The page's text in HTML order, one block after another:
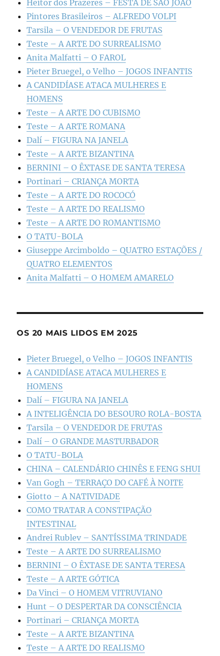
Heitor dos Prazeres – FESTA DE SÃO JOÃO
Pintores Brasileiros – ALFREDO VOLPI
Tarsila – O VENDEDOR DE FRUTAS
Teste – A ARTE DO SURREALISMO
Anita Malfatti – O FAROL
Pieter Bruegel, o Velho – JOGOS INFANTIS
A CANDIDÍASE ATACA MULHERES E
HOMENS
Teste – A ARTE DO CUBISMO
Teste – A ARTE ROMANA
Dalí – FIGURA NA JANELA
Teste – A ARTE BIZANTINA
BERNINI – O ÊXTASE DE SANTA TERESA
Portinari – CRIANÇA MORTA
Teste – A ARTE DO ROCOCÓ
Teste – A ARTE DO REALISMO
Teste – A ARTE DO ROMANTISMO
O TATU-BOLA
Giuseppe Arcimboldo – QUATRO ESTAÇÕES /
QUATRO ELEMENTOS
Anita Malfatti – O HOMEM AMARELO
OS 20 MAIS LIDOS EM 2025
Pieter Bruegel, o Velho – JOGOS INFANTIS
A CANDIDÍASE ATACA MULHERES E
HOMENS
Dalí – FIGURA NA JANELA
A INTELIGÊNCIA DO BESOURO ROLA-BOSTA
Tarsila – O VENDEDOR DE FRUTAS
Dalí – O GRANDE MASTURBADOR
O TATU-BOLA
CHINA – CALENDÁRIO CHINÊS E FENG SHUI
Van Gogh – TERRAÇO DO CAFÉ À NOITE
Giotto – A NATIVIDADE
COMO TRATAR A CONSTIPAÇÃO
INTESTINAL
Andrei Rublev – SANTÍSSIMA TRINDADE
Teste – A ARTE DO SURREALISMO
BERNINI – O ÊXTASE DE SANTA TERESA
Teste – A ARTE GÓTICA
Da Vinci – O HOMEM VITRUVIANO
Hunt – O DESPERTAR DA CONSCIÊNCIA
Portinari – CRIANÇA MORTA
Teste – A ARTE BIZANTINA
Teste – A ARTE DO REALISMO